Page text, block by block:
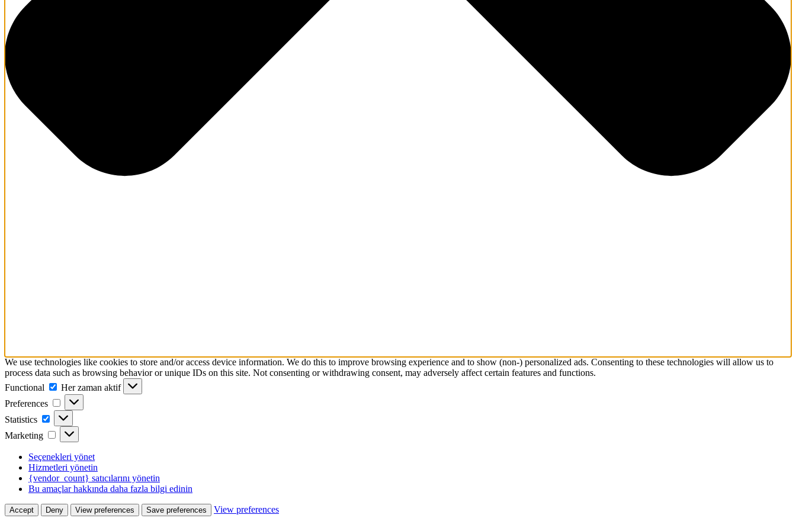
We use technologies like cookies to store and/or access device information. We do this to improve browsing experience and to show (non-) personalized ads. Consenting to these technologies will allow us to
process data such as browsing behavior or unique IDs on this site. Not consenting or withdrawing consent, may adversely affect certain features and functions.
Functional
Functional
Her zaman aktif
Preferences
Preferences
Statistics Statistics
Marketing Marketing
Seçenekleri yönet
Hizmetleri yönetin
{vendor_count} satıcılarını yönetin
Bu amaçlar hakkında daha fazla bilgi edinin
Accept Deny View preferences Save preferences View preferences